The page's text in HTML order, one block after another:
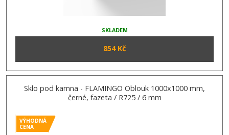
SKLADEM
854 Kč
Sklo pod kamna - FLAMINGO Oblouk 1000x1000 mm,
černé, fazeta / R725 / 6 mm
VÝHODNÁ
CENA